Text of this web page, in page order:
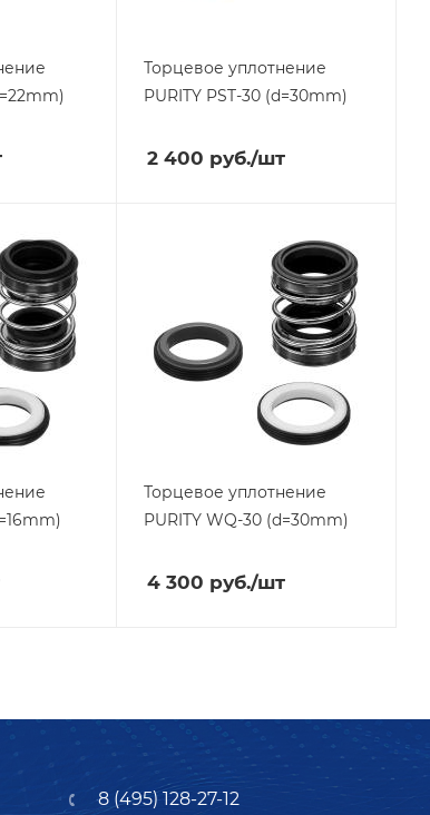
Торцевое уплотнение
PURITY PST-30 (d=30mm)
2 400 руб./шт
Торцевое уплотнение
PURITY WQ-30 (d=30mm)
4 300 руб./шт
8 (495) 128-27-12